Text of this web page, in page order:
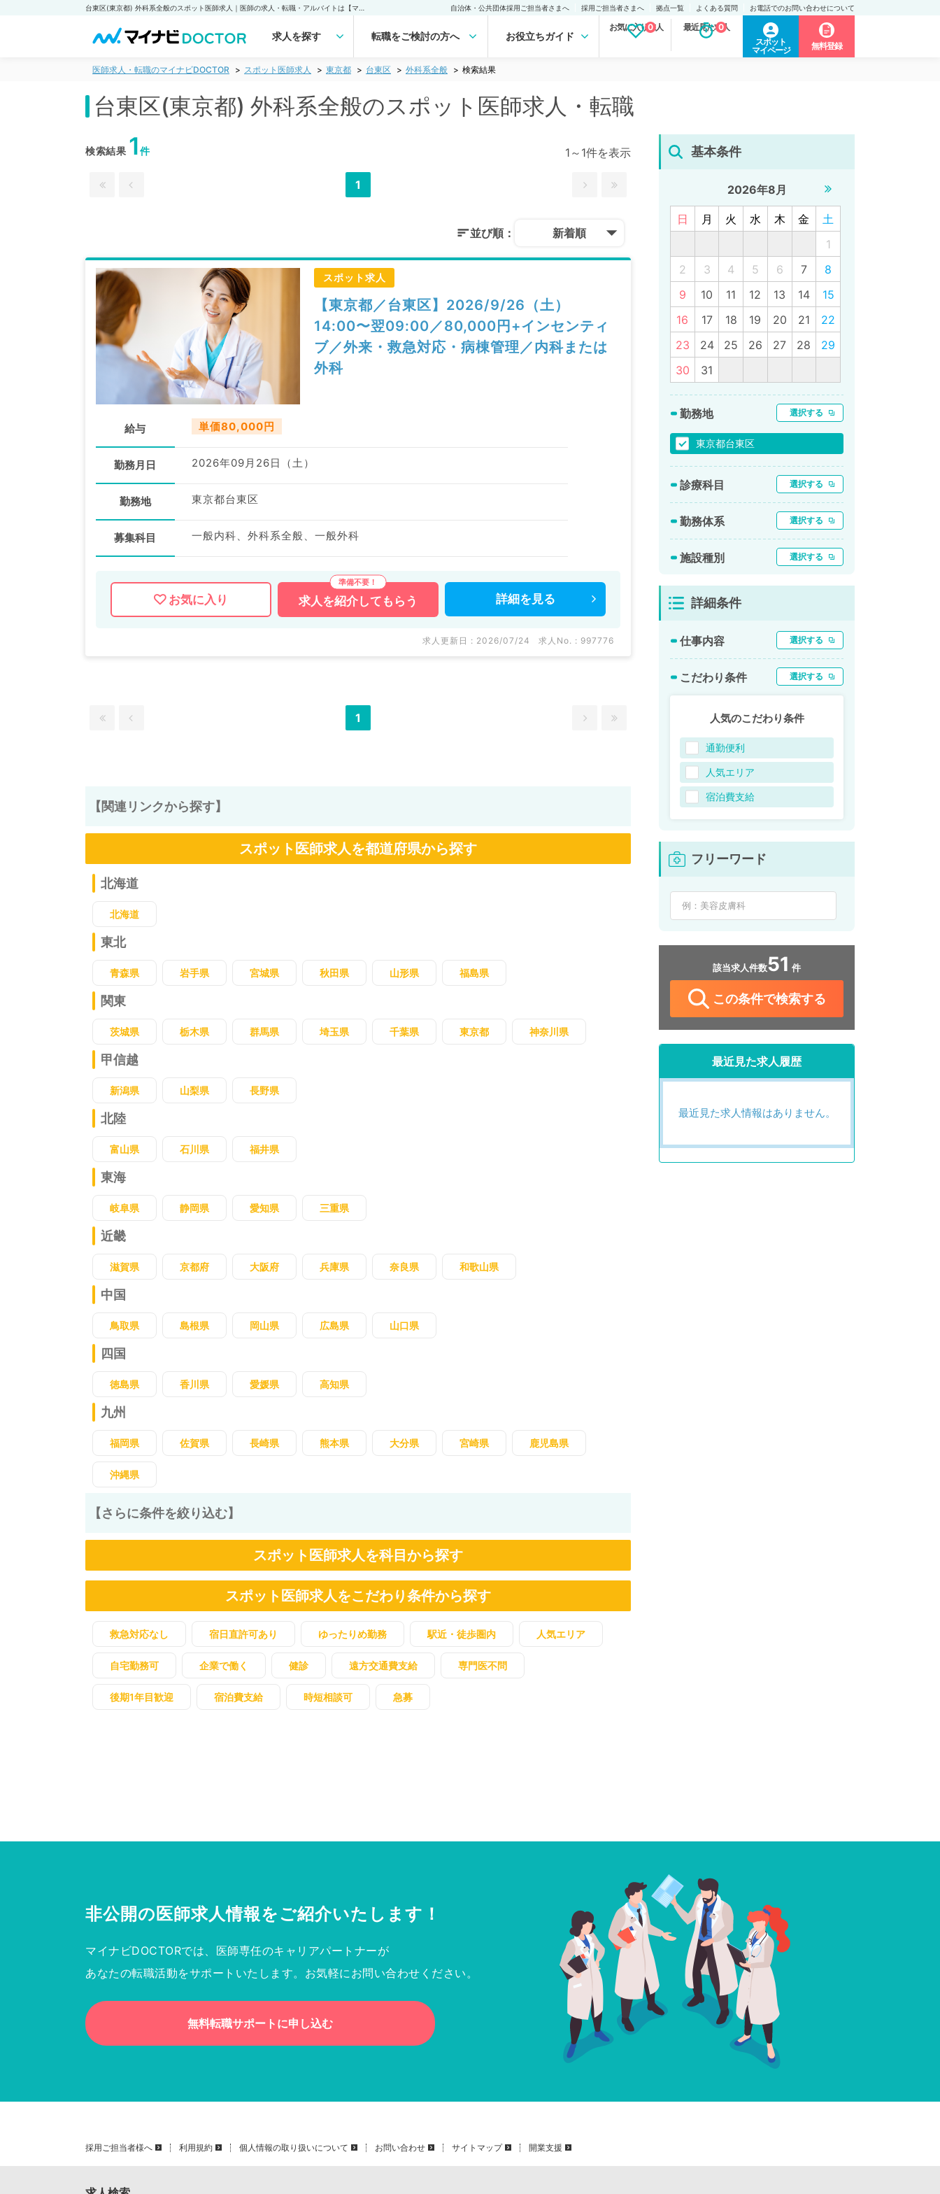
自治体・公共団体採用ご担当者さまへ 採用ご担当者さまへ 拠点一覧 よくある質問 お電話でのお問い合わせについて
求人を探す 転職をご検討の方へ お役立ちガイド
お気に入り求人
0 最近見た求人
0
スポット
マイページ
無料登録
医師求人・転職のマイナビDOCTOR スポット医師求人 東京都 台東区 外科系全般 検索結果
台東区(東京都) 外科系全般のスポット医師求人・転職
検索結果 1件 1～1件を表示
1
並び順： 新着順
スポット求人
【東京都／台東区】2026/9/26（土）
14:00〜翌09:00／80,000円+インセンティ
ブ／外来・救急対応・病棟管理／内科または
外科
給与 単価80,000円
勤務月日 2026年09月26日（土）
勤務地 東京都台東区
募集科目 一般内科、外科系全般、一般外科
お気に入り 求人を紹介してもらう 詳細を 見る
求人更新日 : 2026/07/24 求人No. : 997776
1
【関連リンクから探す】
スポット医師求人を都道府県から探す
北海道
北海道
東北
青森県 岩手県 宮城県 秋田県 山形県 福島県
関東
茨城県 栃木県 群馬県 埼玉県 千葉県 東京都 神奈川県
甲信越
新潟県 山梨県 長野県
北陸
富山県 石川県 福井県
東海
岐阜県 静岡県 愛知県 三重県
近畿
滋賀県 京都府 大阪府 兵庫県 奈良県 和歌山県
中国
鳥取県 島根県 岡山県 広島県 山口県
四国
徳島県 香川県 愛媛県 高知県
九州
福岡県 佐賀県 長崎県 熊本県 大分県 宮崎県 鹿児島県
沖縄県
【さらに条件を絞り込む】
スポット医師求人を科目から探す
スポット医師求人をこだわり条件から探す
救急対応なし 宿日直許可あり ゆったりめ勤務 駅近・徒歩圏内 人気エリア
自宅勤務可 企業で働く 健診 遠方交通費支給 専門医不問
後期1年目歓迎 宿泊費支給 時短相談可 急募
基本条件
2026年8月
日 月 火 水 木 金
土
1
2
3 4 5 6 7
8
9
10 11 12 13 14
15
16
17 18 19 20 21
22
23
24 25 26 27 28
29
30
31
勤務地 選択する
東京都台東区
診療科目 選択する
勤務体系 選択する
施設種別 選択する
詳細条件
仕事内容 選択する
こだわり条件 選択する
人気のこだわり条件
通勤便利
人気エリア
宿泊費支給
フリーワード
該当求人件数51 件
この条件で検索する
最近見た求人履歴
最近見た求人情報はありません。
非公開の医師求人情報をご紹介いたします！
マイナビDOCTORでは、医師専任のキャリアパートナーが
あなたの転職活動をサポートいたします。お気軽にお問い合わせください。
無料転職サポートに申し込む
採用ご担当者様へ 利用規約 個人情報の取り扱いについて お問い合わせ サイトマップ 開業支援